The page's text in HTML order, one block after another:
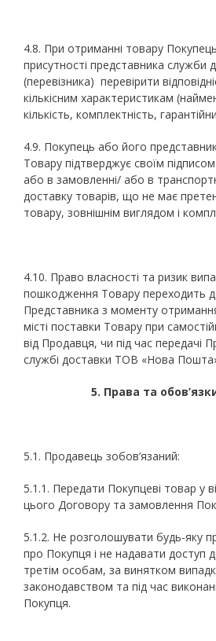
4.8. При отриманні товару
присутності представника служби
(перевізника) перевірити
кількісним характеристикам
кількість, комплектність,
4.9. Покупець або його
Товару підтверджує своїм
або в замовленні/ або в
доставку товарів, що не має
товару, зовнішнім виглядом і
4.10. Право власності та ризик
пошкодження Товару переходить
Представника з моменту
місті поставки Товару при
від Продавця, чи під час передачі
службі доставки ТОВ «Нова
5. Права тa
5.1. Продавець зобов’язаний:
5.1.1. Передати Покупцеві товар у
цього Договору та замовлення
5.1.2. Не розголошувати будь-яку
про Покупця і не надавати доступ
третім особам, за винятком
законодавством та під час
Покупця.